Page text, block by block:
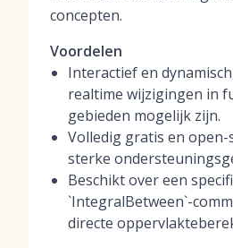
concepten.
Voordelen
Interactief en
realtime wijzigingen in
gebieden mogelijk zijn.
Volledig gratis en open-
sterke
Beschikt over een
`IntegralBetween`-
directe